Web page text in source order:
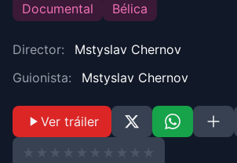
Documental Bélica
Director:
Mstyslav Chernov
Guionista:
Mstyslav Chernov
Ver tráiler